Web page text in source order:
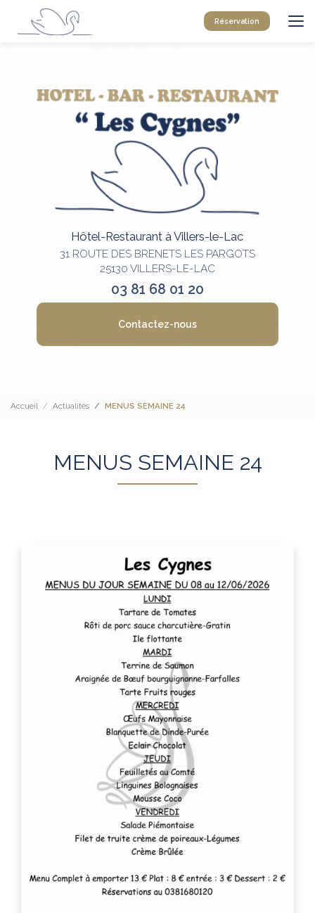
contenu
Réservation
Hôtel-Restaurant à Villers-le-Lac
31 ROUTE DES BRENETS LES PARGOTS
25130 VILLERS-LE-LAC
03 81 68 01 20
Contactez-nous
Accueil Actualités MENUS SEMAINE 24
MENUS SEMAINE 24